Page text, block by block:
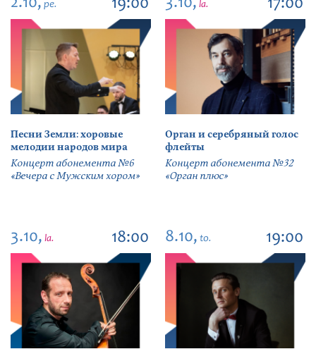
2.10, pe. 19:00
Песни Земли: хоровые
мелодии народов мира
Концерт абонемента №6
«Вечера с Мужским хором»
3.10, la. 17:00
Орган и серебряный голос
флейты
Концерт абонемента №32
«Орган плюс»
3.10, la. 18:00 8.10, to. 19:00